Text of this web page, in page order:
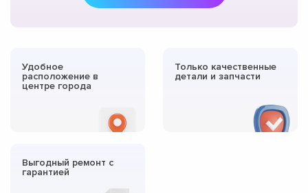
Удобное
расположение в
центре города
Только качественные
детали и запчасти
Выгодный ремонт с
гарантией